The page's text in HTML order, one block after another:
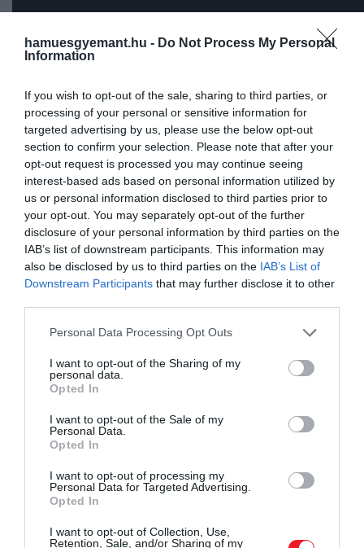
hamuesgyemant.hu - Do Not Process My Personal
Information
If you wish to opt-out of the sale, sharing to third parties, or
processing of your personal or sensitive information for
targeted advertising by us, please use the below opt-out
section to confirm your selection. Please note that after your
opt-out request is processed you may continue seeing
interest-based ads based on personal information utilized by
us or personal information disclosed to third parties prior to
your opt-out. You may separately opt-out of the further
disclosure of your personal information by third parties on the
IAB’s list of downstream participants. This information may
also be disclosed by us to third parties on the IAB’s List of
Downstream Participants that may further disclose it to other
Please note that this website/app uses one or more Google
not limited to your visit or usage behaviour. You may click to
grant or deny consent to Google and its third-party tags to
use your data for below specified purposes in below Google
consent section.
Personal Data Processing Opt Outs
I want to opt-out of the Sharing of my
personal data.
Opted In
I want to opt-out of the Sale of my
Personal Data.
Opted In
I want to opt-out of processing my
Personal Data for Targeted Advertising.
Opted In
I want to opt-out of Collection, Use,
Retention, Sale, and/or Sharing of my
Akár portrékat, vadvilágot vagy utcaképeket
szeretnénk fotózni, ez a csodálatos tükör nélküli
fényképezőgép a legjobb választás. Időjárásálló
is jár hozzá, amely a nagy látószögtől a közepes
telefotóig terjed. Az elődjénél könnyebb,
modell, amelynek a testbe épített képstabilizáló
versenytársainál kisebb zajjal.
Típus: Kompakt;
Méret: 36,5 x 7 x 25 centiméter (kibontva);
Súly: 250 gramm;
Érzékelő: APS-C CMOS, 40,2 megapixel;
Objektív: 16-80 milliméteres, f/4-22-es objektív;
Kijelző: 7,5 centiméteres, érintőképernyős LCD
kijelző, 1840k képpont;
Ár: ~ 690 ezer HUF